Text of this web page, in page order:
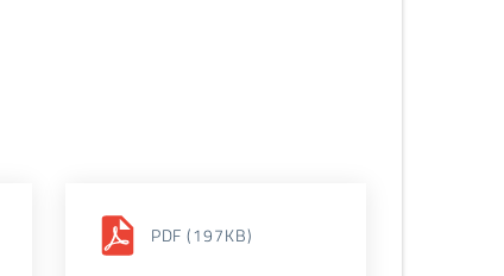
PDF (197KB)